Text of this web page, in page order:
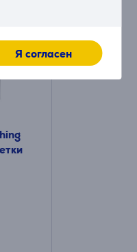
Я согласен